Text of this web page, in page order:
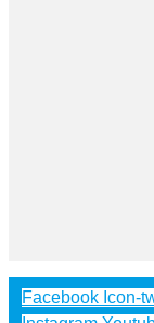
Facebook Icon-